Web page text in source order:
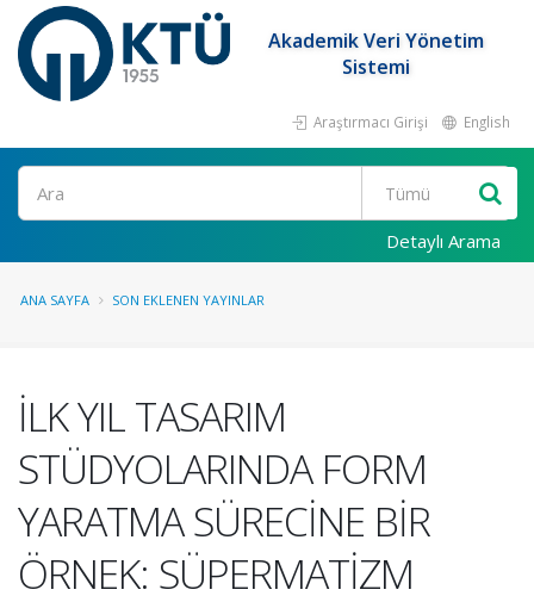
Akademik Veri Yönetim
Sistemi
Araştırmacı Girişi English
Ara
Detaylı Arama
ANA SAYFA SON EKLENEN YAYINLAR
İLK YIL TASARIM
STÜDYOLARINDA FORM
YARATMA SÜRECİNE BİR
ÖRNEK: SÜPERMATİZM